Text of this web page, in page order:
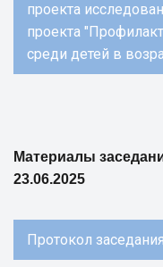
проекта
проекта
среди детей в
Материалы
23.06.2025
Протокол заседания